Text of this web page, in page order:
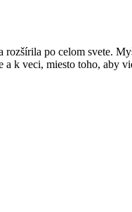
po celom svete.
k veci, miesto toho, aby